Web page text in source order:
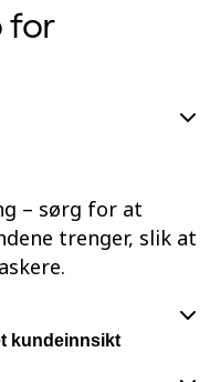
for
– sørg for at
trenger, slik at
kundeinnsikt